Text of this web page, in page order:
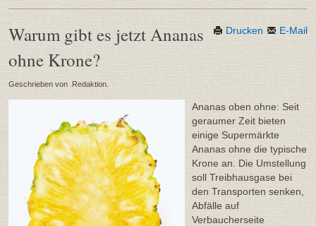
E-Mail
Drucken
Warum gibt es jetzt Ananas
ohne Krone?
Geschrieben von .Redaktion.
Ananas oben ohne: Seit
geraumer Zeit bieten
einige Supermärkte
Ananas ohne die typische
Krone an. Die Umstellung
soll Treibhausgase bei
den Transporten senken,
Abfälle auf
Verbaucherseite